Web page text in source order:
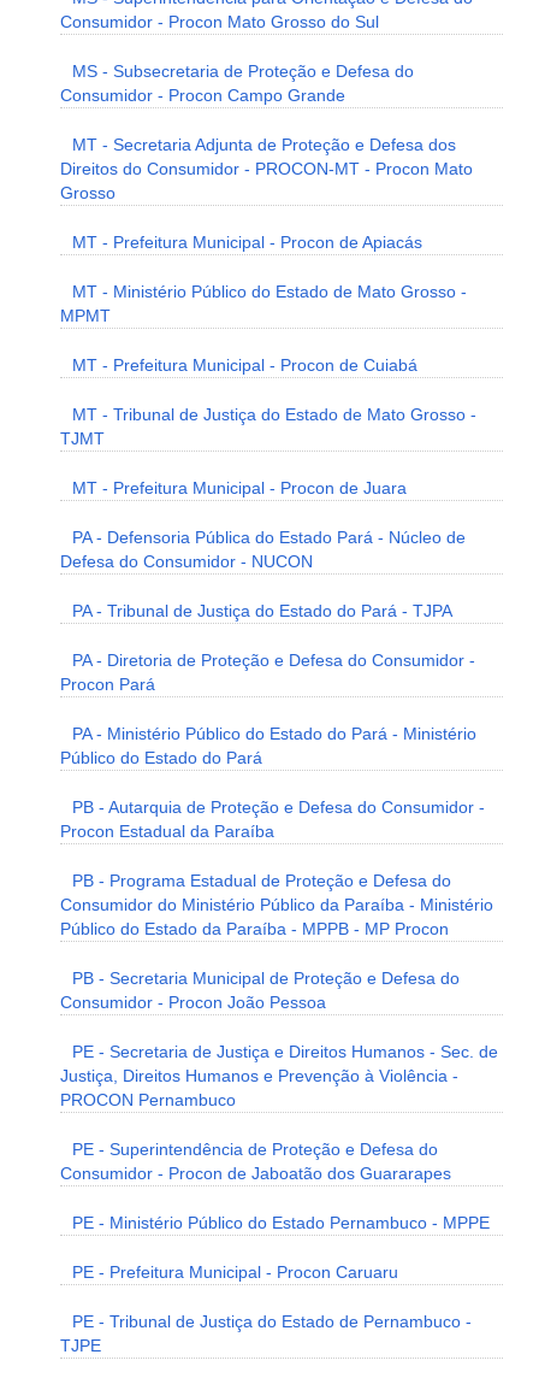
Consumidor - Procon Mato Grosso do Sul
MS - Subsecretaria de Proteção e Defesa do
Consumidor - Procon Campo Grande
MT - Secretaria Adjunta de Proteção e Defesa dos
Direitos do Consumidor - PROCON-MT - Procon Mato
Grosso
MT - Prefeitura Municipal - Procon de Apiacás
MT - Ministério Público do Estado de Mato Grosso -
MPMT
MT - Prefeitura Municipal - Procon de Cuiabá
MT - Tribunal de Justiça do Estado de Mato Grosso -
TJMT
MT - Prefeitura Municipal - Procon de Juara
PA - Defensoria Pública do Estado Pará - Núcleo de
Defesa do Consumidor - NUCON
PA - Tribunal de Justiça do Estado do Pará - TJPA
PA - Diretoria de Proteção e Defesa do Consumidor -
Procon Pará
PA - Ministério Público do Estado do Pará - Ministério
Público do Estado do Pará
PB - Autarquia de Proteção e Defesa do Consumidor -
Procon Estadual da Paraíba
PB - Programa Estadual de Proteção e Defesa do
Consumidor do Ministério Público da Paraíba - Ministério
Público do Estado da Paraíba - MPPB - MP Procon
PB - Secretaria Municipal de Proteção e Defesa do
Consumidor - Procon João Pessoa
PE - Secretaria de Justiça e Direitos Humanos - Sec. de
Justiça, Direitos Humanos e Prevenção à Violência -
PROCON Pernambuco
PE - Superintendência de Proteção e Defesa do
Consumidor - Procon de Jaboatão dos Guararapes
PE - Ministério Público do Estado Pernambuco - MPPE
PE - Prefeitura Municipal - Procon Caruaru
PE - Tribunal de Justiça do Estado de Pernambuco -
TJPE